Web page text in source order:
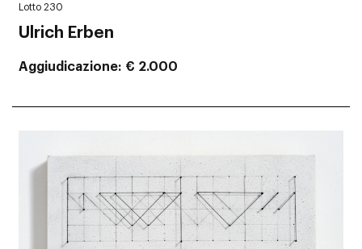
Lotto 230
Ulrich Erben
Aggiudicazione € 2.000